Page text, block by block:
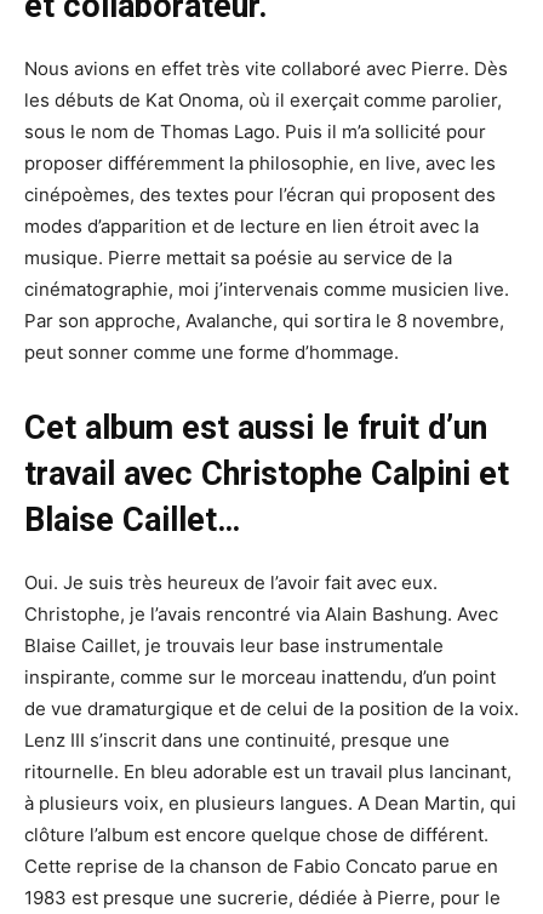
Nous avions en effet très vite collaboré avec Pierre. Dès
les débuts de Kat Onoma, où il exerçait comme parolier,
sous le nom de Thomas Lago. Puis il m’a sollicité pour
proposer différemment la philosophie, en live, avec les
cinépoèmes, des textes pour l’écran qui proposent des
modes d’apparition et de lecture en lien étroit avec la
musique. Pierre mettait sa poésie au service de la
cinématographie, moi j’intervenais comme musicien live.
Par son approche, Avalanche, qui sortira le 8 novembre,
peut sonner comme une forme d’hommage.
Cet album est aussi le fruit d’un
travail avec Christophe Calpini et
Blaise Caillet…
Oui. Je suis très heureux de l’avoir fait avec eux.
Christophe, je l’avais rencontré via Alain Bashung. Avec
Blaise Caillet, je trouvais leur base instrumentale
inspirante, comme sur le morceau inattendu, d’un point
de vue dramaturgique et de celui de la position de la voix.
Lenz III s’inscrit dans une continuité, presque une
ritournelle. En bleu adorable est un travail plus lancinant,
à plusieurs voix, en plusieurs langues. A Dean Martin, qui
clôture l’album est encore quelque chose de différent.
Cette reprise de la chanson de Fabio Concato parue en
1983 est presque une sucrerie, dédiée à Pierre, pour le